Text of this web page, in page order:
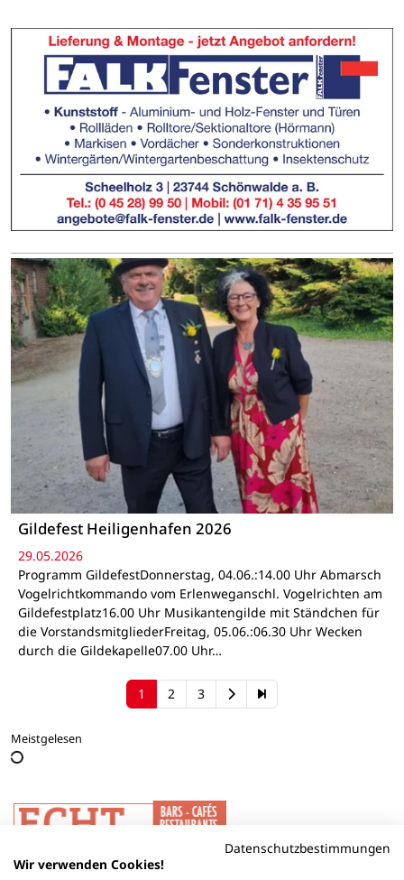
Gildefest Heiligenhafen 2026
29.05.2026
Programm GildefestDonnerstag, 04.06.:14.00 Uhr Abmarsch
Vogelrichtkommando vom Erlenweganschl. Vogelrichten am
Gildefestplatz16.00 Uhr Musikantengilde mit Ständchen für
die VorstandsmitgliederFreitag, 05.06.:06.30 Uhr Wecken
durch die Gildekapelle07.00 Uhr…
1 2 3
Meistgelesen
Datenschutzbestimmungen
Wir verwenden Cookies!